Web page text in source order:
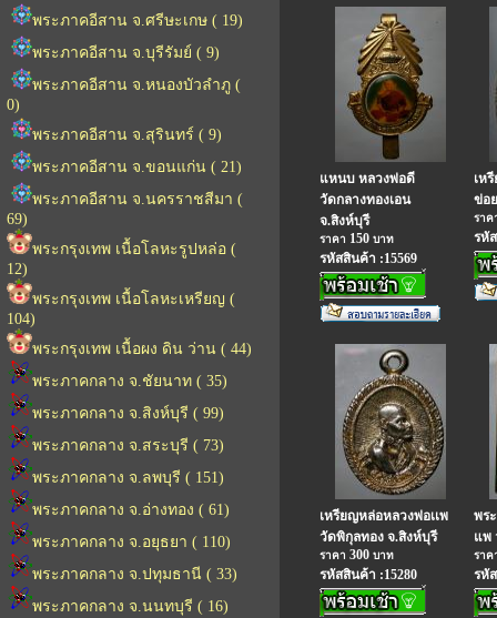
พระภาคอีสาน จ.ศรีษะเกษ ( 19)
พระภาคอีสาน จ.บุรีรัมย์ ( 9)
พระภาคอีสาน จ.หนองบัวลำภู (
0)
พระภาคอีสาน จ.สุรินทร์ ( 9)
พระภาคอีสาน จ.ขอนแก่น ( 21)
พระภาคอีสาน จ.นครราชสีมา (
69)
พระกรุงเทพ เนื้อโลหะรูปหล่อ (
12)
พระกรุงเทพ เนื้อโลหะเหรียญ (
104)
พระกรุงเทพ เนื้อผง ดิน ว่าน ( 44)
พระภาคกลาง จ.ชัยนาท ( 35)
พระภาคกลาง จ.สิงห์บุรี ( 99)
พระภาคกลาง จ.สระบุรี ( 73)
พระภาคกลาง จ.ลพบุรี ( 151)
พระภาคกลาง จ.อ่างทอง ( 61)
พระภาคกลาง จ.อยุธยา ( 110)
พระภาคกลาง จ.ปทุมธานี ( 33)
พระภาคกลาง จ.นนทบุรี ( 16)
แหนบ หลวงพ่อดี
วัดกลางทองเอน
จ.สิงห์บุรี
ราคา 150 บาท
รหัสสินค้า :15569
เห
ข่อ
รา
รหั
เหรียญหล่อหลวงพ่อเเพ
วัดพิกุลทอง จ.สิงห์บุรี
ราคา 300 บาท
รหัสสินค้า :15280
พร
แพ
รา
รหั